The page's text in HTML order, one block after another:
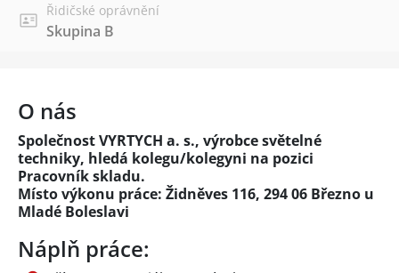
Řidičské oprávnění
Skupina B
O nás
Společnost VYRTYCH a. s., výrobce světelné
techniky, hledá kolegu/kolegyni na pozici
Pracovník skladu.
Místo výkonu práce: Židněves 116, 294 06 Březno u
Mladé Boleslavi
Náplň práce: